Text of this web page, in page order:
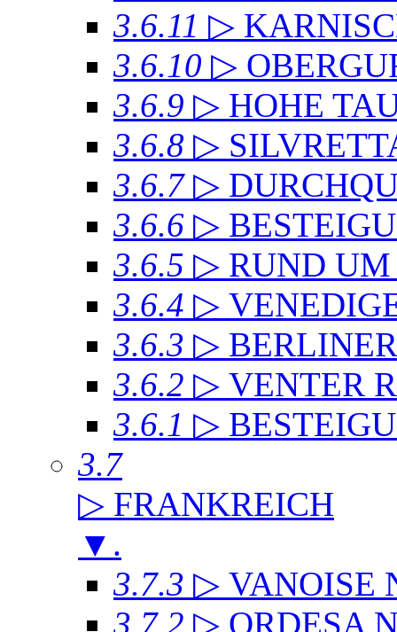
3.6.11 ▷
3.6.10 ▷
3.6.9 ▷ HOHE
3.6.8 ▷
3.6.7 ▷
3.6.6 ▷
3.6.5 ▷ RUND
3.6.4 ▷
3.6.3 ▷
3.6.2 ▷ VENTER
3.6.1 ▷
3.7
▷ FRANKREICH
▼ .
3.7.3 ▷ VANOISE
3.7.2 ▷ ORDESA